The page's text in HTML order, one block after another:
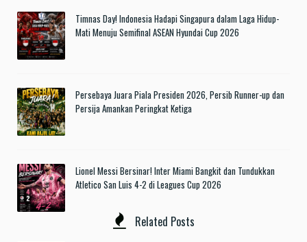
Timnas Day! Indonesia Hadapi Singapura dalam Laga Hidup-
Mati Menuju Semifinal ASEAN Hyundai Cup 2026
Persebaya Juara Piala Presiden 2026, Persib Runner-up dan
Persija Amankan Peringkat Ketiga
Lionel Messi Bersinar! Inter Miami Bangkit dan Tundukkan
Atletico San Luis 4-2 di Leagues Cup 2026
Related Posts